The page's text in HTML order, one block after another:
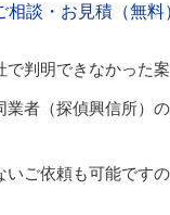
相談・お見積（無料
で判明できなかった
業者（探偵興信所）
いご依頼も可能です